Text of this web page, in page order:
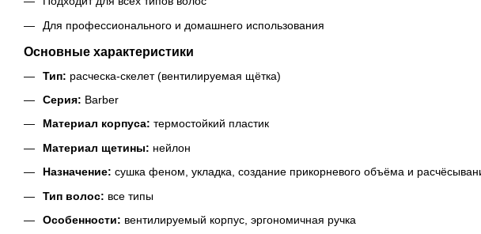
Для профессионального и домашнего использования
Основные характеристики
Тип: расческа-скелет (вентилируемая щётка)
Серия: Barber
Материал корпуса: термостойкий пластик
Материал щетины: нейлон
Назначение: сушка феном, укладка, создание прикорневого объёма и
Тип волос: все типы
Особенности: вентилируемый корпус, эргономичная ручка